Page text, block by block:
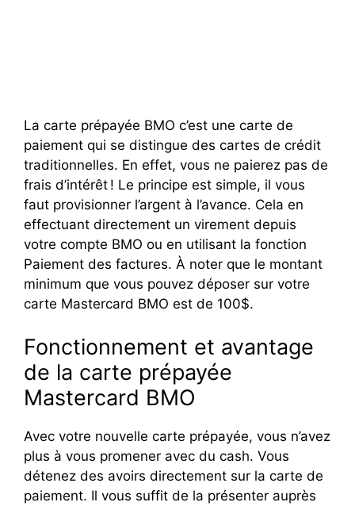
La carte prépayée BMO c’est une carte de
paiement qui se distingue des cartes de crédit
traditionnelles. En effet, vous ne paierez pas de
frais d’intérêt ! Le principe est simple, il vous
faut provisionner l’argent à l’avance. Cela en
effectuant directement un virement depuis
votre compte BMO ou en utilisant la fonction
Paiement des factures. À noter que le montant
minimum que vous pouvez déposer sur votre
carte Mastercard BMO est de 100$.
Fonctionnement et avantage
de la carte prépayée
Mastercard BMO
Avec votre nouvelle carte prépayée, vous n’avez
plus à vous promener avec du cash. Vous
détenez des avoirs directement sur la carte de
paiement. Il vous suffit de la présenter auprès